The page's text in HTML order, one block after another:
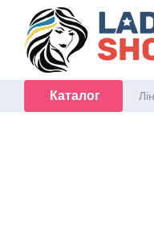
Перейти до основного
Каталог